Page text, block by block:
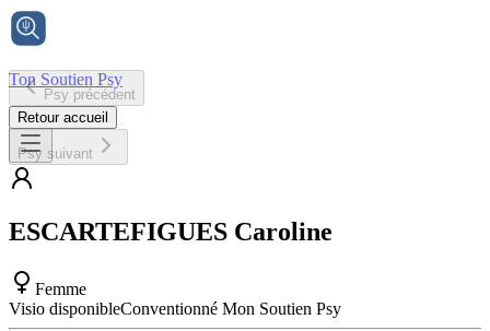
Ton Soutien Psy
Accueil
Psy précédent
Retour accueil
Psy suivant
ESCARTEFIGUES Caroline
Femme
Visio disponibleConventionné Mon Soutien Psy